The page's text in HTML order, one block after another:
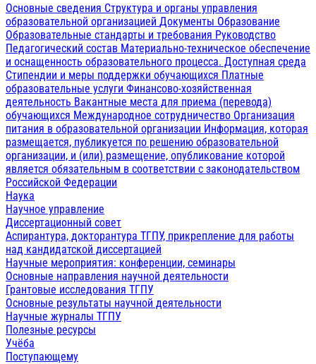
Основные сведения Структура и органы управления
образовательной организацией Документы Образование
Образовательные стандарты и требования Руководство
Педагогический состав Материально-техническое обеспечение
и оснащенность образовательного процесса. Доступная среда
Стипендии и меры поддержки обучающихся Платные
образовательные услуги Финансово-хозяйственная
деятельность Вакантные места для приема (перевода)
обучающихся Международное сотрудничество Организация
питания в образовательной организации Информация, которая
размещается, публикуется по решению образовательной
организации, и (или) размещение, опубликование которой
является обязательным в соответствии с законодательством
Российской Федерации
Наука
Научное управление
Диссертационный совет
Аспирантура, докторантура ТГПУ, прикрепление для работы
над кандидатской диссертацией
Научные мероприятия: конференции, семинары
Основные направления научной деятельности
Грантовые исследования ТГПУ
Основные результаты научной деятельности
Научные журналы ТГПУ
Полезные ресурсы
Учёба
Поступающему